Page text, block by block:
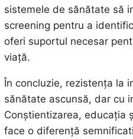
sistemele de sănătate să
screening pentru a
oferi suportul necesar
viață.
În concluzie, rezistența la
sănătate ascunsă, dar cu
Conștientizarea, educația
face o diferență